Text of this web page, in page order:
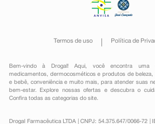
Termos de uso Política de
Bem-vindo à Drogal! Aqui, você encontra uma
medicamentos , dermocosméticos e produtos de beleza,
e bebê, conveniênciae muito mais, para atender suas
bem-estar. Explore nossas ofertas e descubra o
Confira todas as categorias do site.
Drogal Farmacêutica LTDA | CNPJ: 54.375.647/0066-72 |